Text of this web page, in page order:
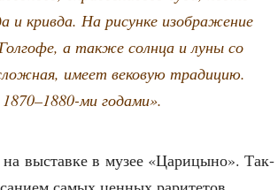
крив­да. На рисун­ке изоб­ра­же­ние
а так­же солн­ца и луны со
име­ет веко­вую тра­ди­цию.
ми годами».
на выстав­ке в музее «Цари­цы­но». Так­